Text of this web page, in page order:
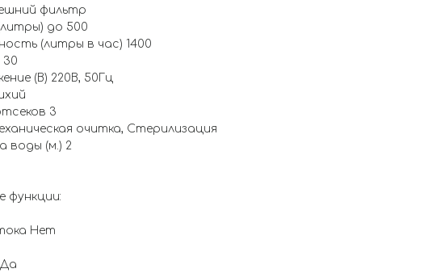
фильтр
до 500
(литры в час) 1400
(В) 220В, 50Гц
3
очитка, Стерилизация
воды (м.) 2
функции:
Нет